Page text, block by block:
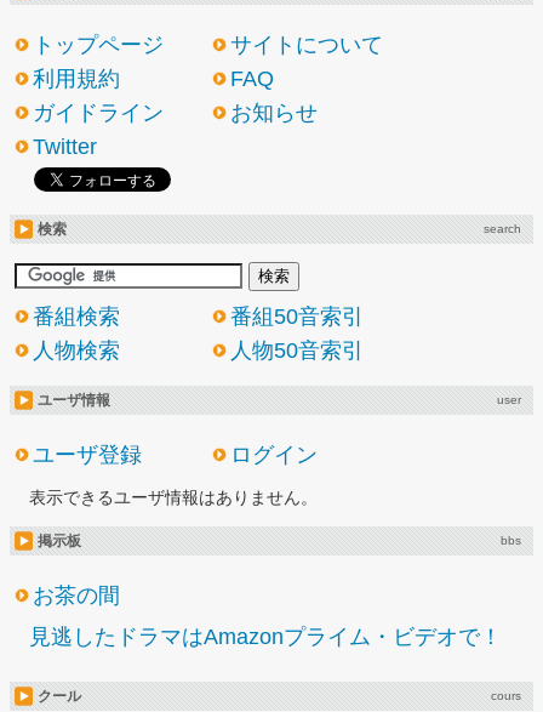
トップページ
サイトについて
利用規約
FAQ
ガイドライン
お知らせ
Twitter
検索 search
番組検索
番組50音索引
人物検索
人物50音索引
ユーザ情報 user
ユーザ登録 ログイン
表示できるユーザ情報はありません。
掲示板 bbs
お茶の間
見逃したドラマはAmazonプライム・ビデオで！
クール cours